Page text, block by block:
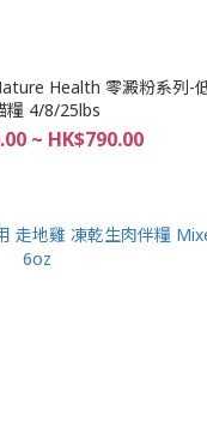
糧 4/8/25lbs
~ HK$790.00